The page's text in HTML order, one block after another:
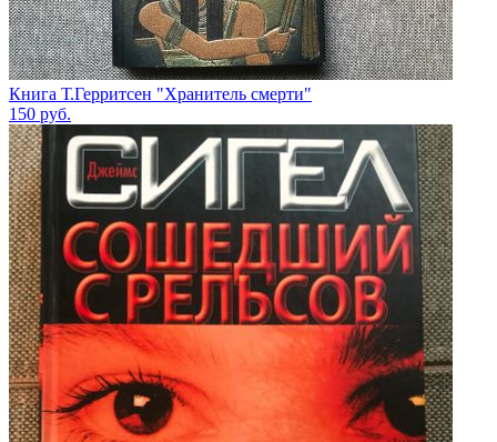
Книга Т.Герритсен "Хранитель смерти"
150 руб.